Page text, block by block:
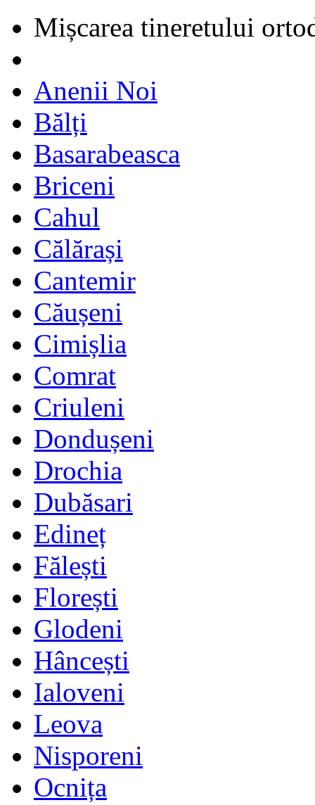
Mișcarea tineretului
Anenii Noi
Bălți
Basarabeasca
Briceni
Cahul
Călărași
Cantemir
Căușeni
Cimișlia
Comrat
Criuleni
Dondușeni
Drochia
Dubăsari
Edineț
Fălești
Florești
Glodeni
Hâncești
Ialoveni
Leova
Nisporeni
Ocnița